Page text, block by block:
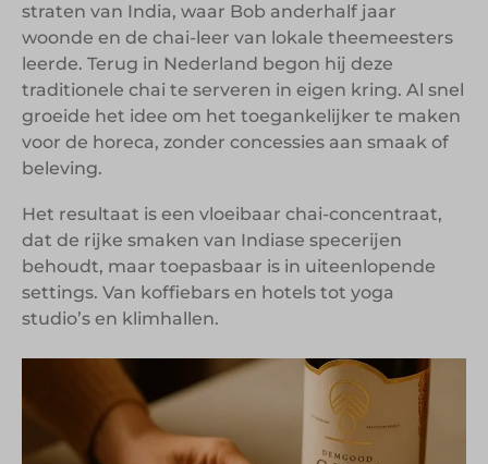
straten van India, waar Bob anderhalf jaar
woonde en de chai-leer van lokale theemeesters
leerde. Terug in Nederland begon hij deze
traditionele chai te serveren in eigen kring. Al snel
groeide het idee om het toegankelijker te maken
voor de horeca, zonder concessies aan smaak of
beleving.
Het resultaat is een vloeibaar chai-concentraat,
dat de rijke smaken van Indiase specerijen
behoudt, maar toepasbaar is in uiteenlopende
settings. Van koffiebars en hotels tot yoga
studio’s en klimhallen.